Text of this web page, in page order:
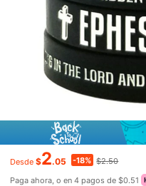
Desde $2.05 -18% $2.50
Paga ahora, o en 4 pagos de $0.51